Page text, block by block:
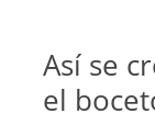
Así se
el